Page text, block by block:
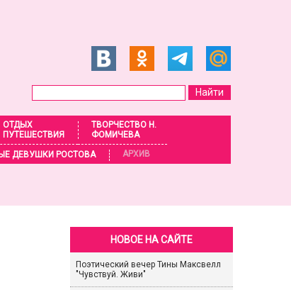
ОТДЫХ
ПУТЕШЕСТВИЯ
ТВОРЧЕСТВО Н.
ФОМИЧЕВА
ДЕВУШКИ РОСТОВА АРХИВ
НОВОЕ НА САЙТЕ
Поэтический вечер Тины Максвелл
"Чувствуй. Живи"